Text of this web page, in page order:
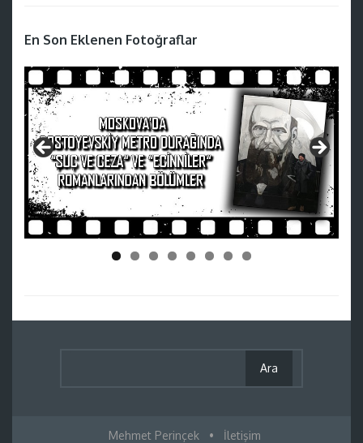
En Son Eklenen Fotoğraflar
Mehmet Perinçek • İletişim